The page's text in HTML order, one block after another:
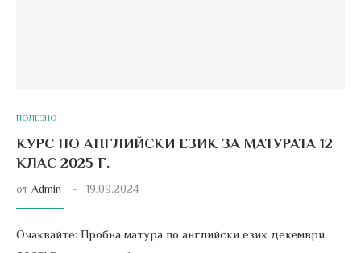
ПОЛЕЗНО
КУРС ПО АНГЛИЙСКИ ЕЗИК ЗА МАТУРАТА 12
КЛАС 2025 Г.
от Admin 19.09.2024
Очаквайте: Пробна матура по английски език декември